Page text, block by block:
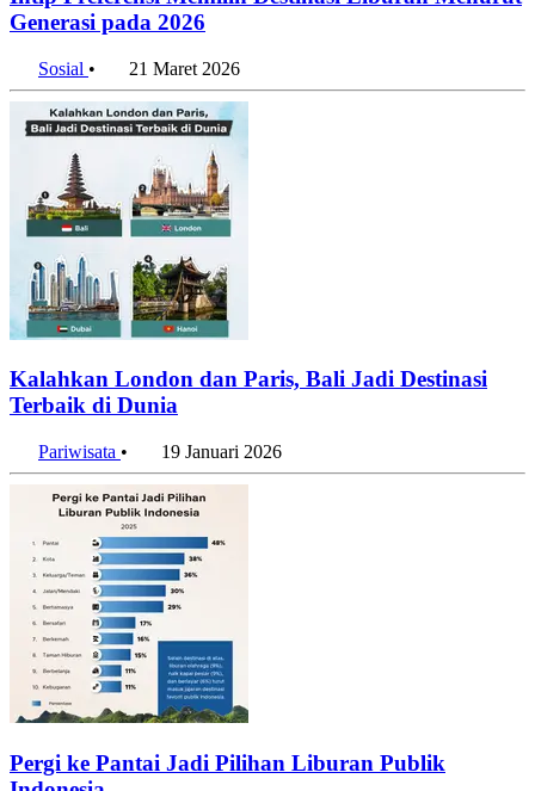
Intip Preferensi Memilih Destinasi Liburan Menurut
Generasi pada 2026
Sosial• 21 Maret 2026
Kalahkan London dan Paris, Bali Jadi Destinasi
Terbaik di Dunia
Pariwisata• 19 Januari 2026